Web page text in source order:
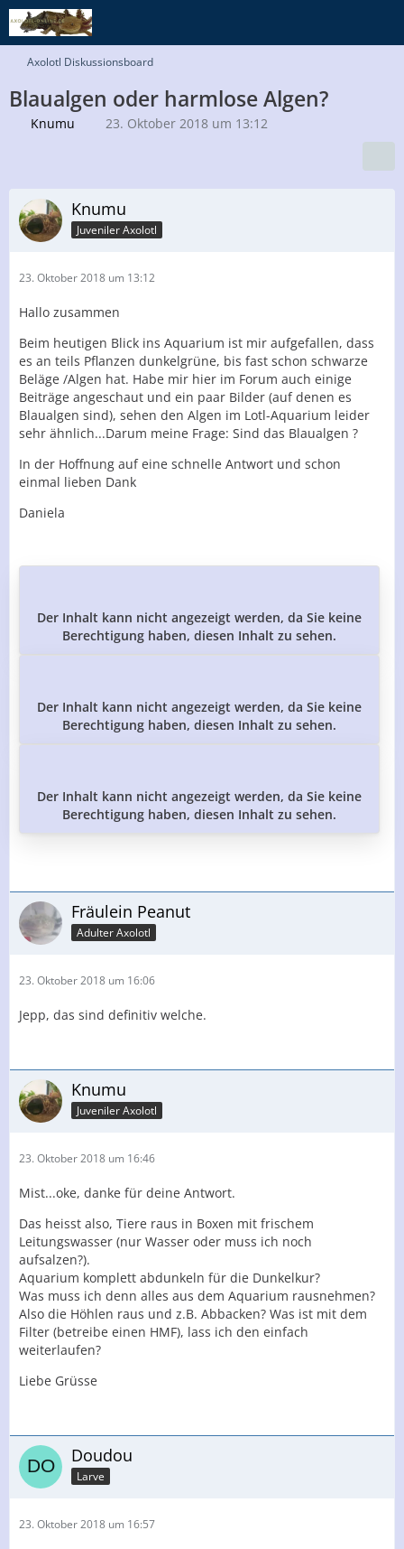
Axolotl Diskussionsboard
Blaualgen oder harmlose Algen?
Knumu 23. Oktober 2018 um 13:12
Knumu
Juveniler Axolotl
23. Oktober 2018 um 13:12
Hallo zusammen
Beim heutigen Blick ins Aquarium ist mir aufgefallen, dass
es an teils Pflanzen dunkelgrüne, bis fast schon schwarze
Beläge /Algen hat. Habe mir hier im Forum auch einige
Beiträge angeschaut und ein paar Bilder (auf denen es
Blaualgen sind), sehen den Algen im Lotl-Aquarium leider
sehr ähnlich...Darum meine Frage: Sind das Blaualgen ?
In der Hoffnung auf eine schnelle Antwort und schon
einmal lieben Dank
Daniela
Der Inhalt kann nicht angezeigt werden, da Sie keine
Berechtigung haben, diesen Inhalt zu sehen.
Der Inhalt kann nicht angezeigt werden, da Sie keine
Berechtigung haben, diesen Inhalt zu sehen.
Der Inhalt kann nicht angezeigt werden, da Sie keine
Berechtigung haben, diesen Inhalt zu sehen.
Fräulein Peanut
Adulter Axolotl
23. Oktober 2018 um 16:06
Jepp, das sind definitiv welche.
Knumu
Juveniler Axolotl
23. Oktober 2018 um 16:46
Mist...oke, danke für deine Antwort.
Das heisst also, Tiere raus in Boxen mit frischem
Leitungswasser (nur Wasser oder muss ich noch
aufsalzen?).
Aquarium komplett abdunkeln für die Dunkelkur?
Was muss ich denn alles aus dem Aquarium rausnehmen?
Also die Höhlen raus und z.B. Abbacken? Was ist mit dem
Filter (betreibe einen HMF), lass ich den einfach
weiterlaufen?
Liebe Grüsse
Doudou
Larve
23. Oktober 2018 um 16:57